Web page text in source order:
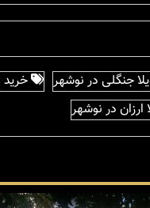
جنگلی در نوشهر
ارزان در نوشهر